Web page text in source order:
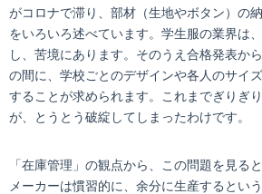
がコロナで滞り、部材（生地やボタン）の
をいろいろ述べています。学生服の業界は
し、苦境にあります。そのうえ合格発表か
の間に、学校ごとのデザインや各人のサイ
することが求められます。これまでぎりぎ
が、とうとう破綻してしまったわけです。
「在庫管理」の観点から、この問題を見る
メーカーは慣習的に、余分に生産するとい